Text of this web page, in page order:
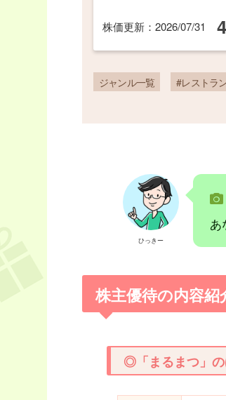
株価更新：2026/07/31
ジャンル一覧 #レストラ
ひっきー
あ
株主優待の内容紹
◎「まるまつ」の